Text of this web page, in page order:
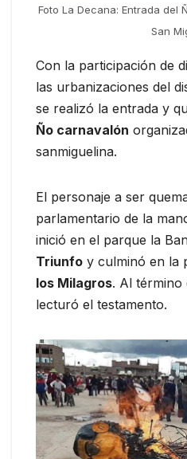
Foto La Decana: Entrada del
San
Con la participación de
las urbanizaciones del
se realizó la entrada y
Ño carnavalón
sanmiguelina.
El personaje a ser
parlamentario de la
inició en el parque la
Triunfo y culminó en la
los Milagros. Al término
lecturó el testamento.